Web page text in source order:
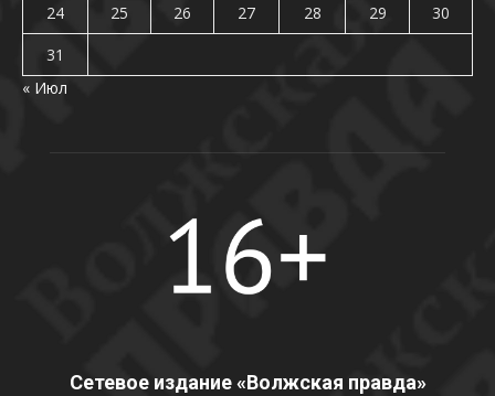
24
25 26 27 28 29
30
31
« Июл
Сетевое издание «Волжская правда»